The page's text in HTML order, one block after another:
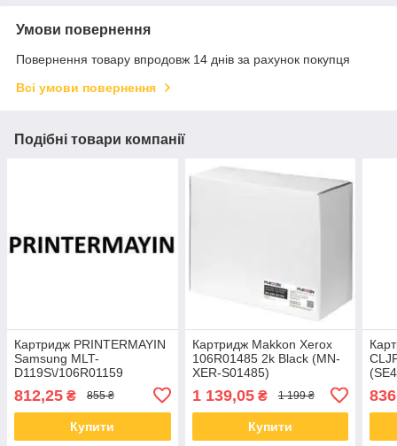
Умови повернення
Повернення товару впродовж 14 днів за рахунок покупця
Всі умови повернення
Подібні товари компанії
Картридж PRINTERMAYIN
Samsung MLT-
D119S\/106R01159
812,25 ₴ 855 ₴
Купити
Картридж Makkon Xerox
106R01485 2k Black (MN-
XER-S01485)
1 139,05₴ 1 199 ₴
Купити
836